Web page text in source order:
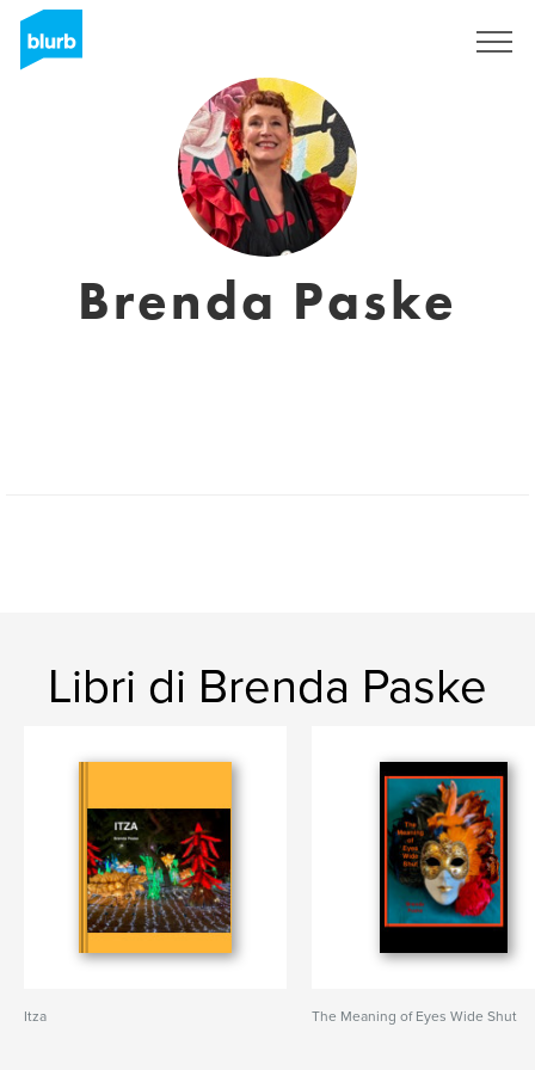
Brenda Paske
Libri di Brenda Paske
Itza The Meaning of Eyes Wide Shut